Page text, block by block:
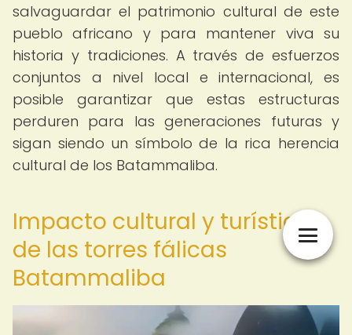
salvaguardar el patrimonio cultural de este
pueblo africano y para mantener viva su
historia y tradiciones. A través de esfuerzos
conjuntos a nivel local e internacional, es
posible garantizar que estas estructuras
perduren para las generaciones futuras y
sigan siendo un símbolo de la rica herencia
cultural de los Batammaliba.
Impacto cultural y turístico
de las torres fálicas
Batammaliba